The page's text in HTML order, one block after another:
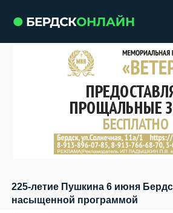
225-летие Пушкина 6 июня
насыщенной программой